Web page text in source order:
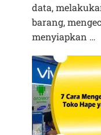
data,
barang,
menyiapkan …